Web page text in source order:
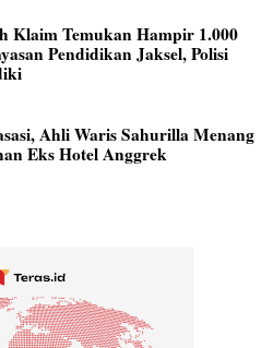
Klaim Temukan Hampir 1.000
Pendidikan Jaksel, Polisi
Ahli Waris Sahurilla Menang
Eks Hotel Anggrek